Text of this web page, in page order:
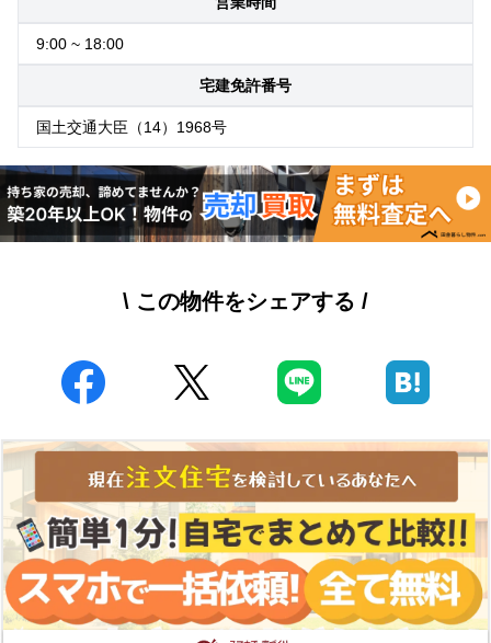
9:00 ~ 18:00
宅建免許番号
国土交通大臣（14）1968号
\ この物件をシェアする /